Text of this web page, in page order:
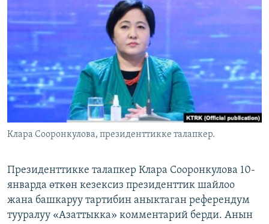
АЗАТТЫК+
ЫҢГАЙСЫЗ СУРООЛОР
ЭЕ/АРнун бардык сайттары
Клара Сооронкулова, президенттикке талапкер.
Президенттикке талапкер Клара Сооронкулова 10-
январда өткөн кезексиз президенттик шайлоо
жана башкаруу тартибин аныктаган референдум
тууралуу «Азаттыкка» комментарий берди. Анын